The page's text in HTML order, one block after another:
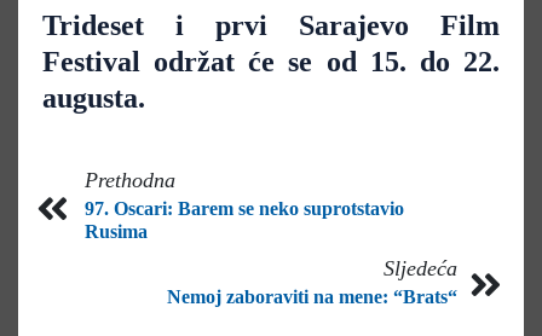
Trideset i prvi Sarajevo Film
Festival održat će se od 15. do 22.
augusta.
Prethodna
97. Oscari: Barem se neko suprotstavio
Rusima
Sljedeća
Nemoj zaboraviti na mene: “Brats“